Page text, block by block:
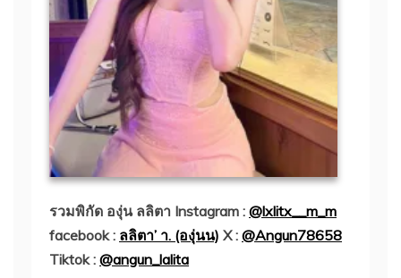
รวมพิกัด องุ่น ลลิตา Instagram : @lxlitx__m_m
facebook : ลลิตา’ า. (องุ่นน) X : @Angun78658
Tiktok : @angun_lalita